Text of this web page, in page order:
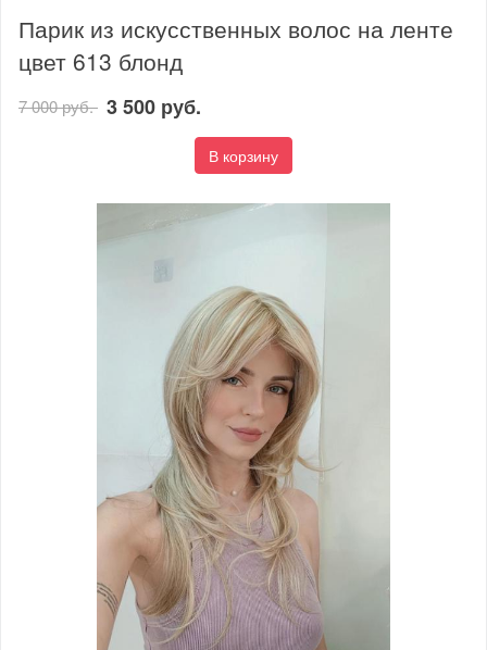
Парик из искусственных волос на ленте
цвет 613 блонд
7 000 руб. 3 500 руб.
В корзину